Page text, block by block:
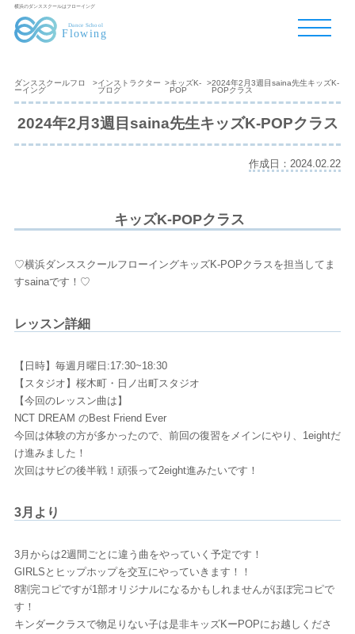
横浜のダンススクールはフローイング
ダンススクールフロ
ーイング
>インストラクター
ブログ
>キッズK-
POP
>2024年2月3週目saina先生キッズK-
POPクラス
2024年2月3週目saina先生キッズK-POPクラス
作成日：2024.02.22
キッズK-POPクラス
♡横浜ダンススクールフローイングキッズK-POPクラスを担当してま
すsainaです！♡
レッスン詳細
【日時】毎週月曜日:17:30~18:30
【スタジオ】桜木町・日ノ出町スタジオ
【今回のレッスン曲は】
NCT DREAM のBest Friend Ever
今回は体験の方が多かったので、前回の復習をメインにやり、1eightだ
け進みました！
次回はサビの後半戦！頑張って2eight進みたいです！
3月より
3月からは2週間ごとに違う曲をやっていく予定です！
GIRLSとヒップホップを交互にやっていきます！！
8割完コピですが1部オリジナルになるかもしれませんがほぼ完コピで
す！
キンダークラスで物足りない子は是非キッズKーPOPにお越しくださ